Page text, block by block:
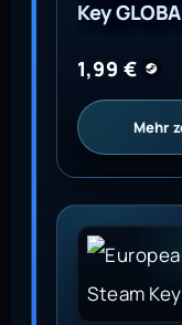
Key
1,99 €
Mehr
European